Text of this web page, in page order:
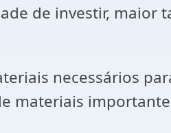
de investir, maior
necessários
materiais